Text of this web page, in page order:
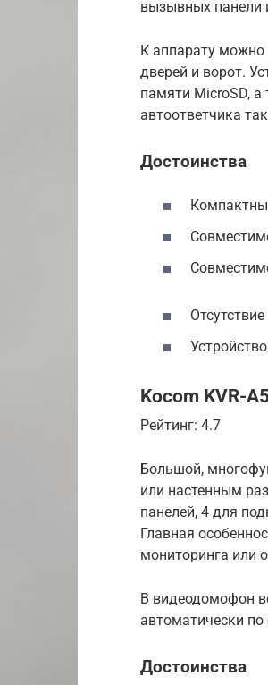
вызывных панели
К аппарату можно
дверей и ворот.
памяти MicroSD,
автоответчика
Достоинства
Kocom KVR-
Рейтинг: 4.7
Большой,
или настенным
панелей, 4 для
Главная
мониторинга или
В видеодомофон
автоматически
Достоинства